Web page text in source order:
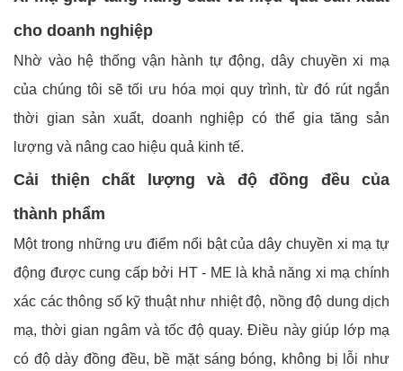
cho doanh nghiệp
Nhờ vào hệ thống vận hành tự động, dây chuyền xi mạ
của chúng tôi sẽ tối ưu hóa mọi quy trình, từ đó rút ngắn
thời gian sản xuất, doanh nghiệp có thể gia tăng sản
lượng và nâng cao hiệu quả kinh tế.
Cải thiện chất lượng và độ đồng đều của
thành phẩm
Một trong những ưu điểm nổi bật của dây chuyền xi mạ tự
động được cung cấp bởi HT - ME là khả năng xi mạ chính
xác các thông số kỹ thuật như nhiệt độ, nồng độ dung dịch
mạ, thời gian ngâm và tốc độ quay. Điều này giúp lớp mạ
có độ dày đồng đều, bề mặt sáng bóng, không bị lỗi như